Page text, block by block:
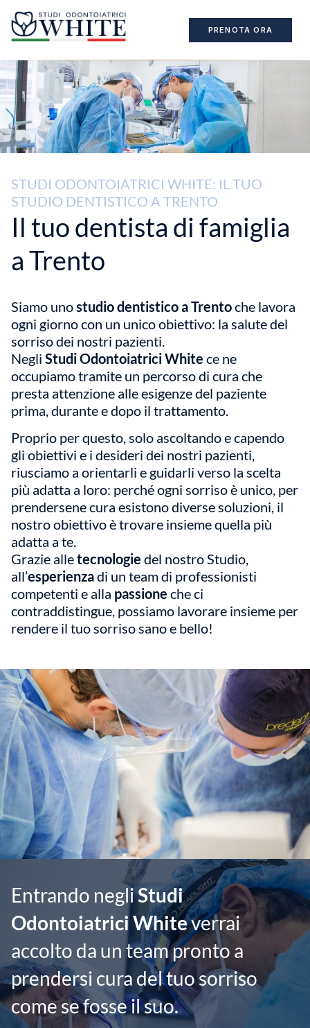
PRENOTA ORA
STUDI ODONTOIATRICI WHITE: IL TUO
STUDIO DENTISTICO A TRENTO
Il tuo dentista di famiglia
a Trento
Siamo unostudio dentistico a Trentoche lavora
ogni giorno con un unico obiettivo: la salute del
sorriso dei nostri pazienti.
Negli Studi Odontoiatrici White ce ne
occupiamo tramite un percorso di cura che
presta attenzione alle esigenze del paziente
prima, durante e dopo il trattamento.
Proprio per questo, solo ascoltando e capendo
gli obiettivi e i desideri dei nostri pazienti,
riusciamo a orientarli e guidarli verso la scelta
più adatta a loro: perché ogni sorriso è unico, per
prendersene cura esistono diverse soluzioni, il
nostro obiettivo è trovare insieme quella più
adatta a te.
Grazie alletecnologie del nostro Studio,
all’esperienzadi un team di professionisti
competenti e alla passione che ci
contraddistingue, possiamo lavorare insieme per
rendere il tuo sorriso sano e bello!
Entrando negliStudi
Odontoiatrici Whiteverrai
accolto da un team pronto a
prendersi cura del tuo sorriso
come se fosse il suo.